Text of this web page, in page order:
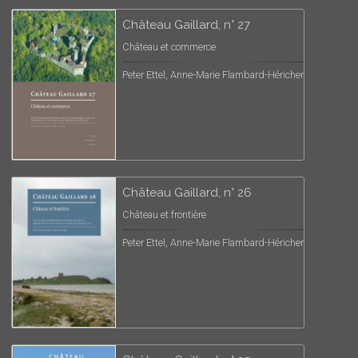
Château Gaillard, n° 27
Château et commerce
Peter Ettel, Anne-Marie Flambard-Héricher
Château Gaillard, n° 26
Château et frontière
Peter Ettel, Anne-Marie Flambard-Héricher